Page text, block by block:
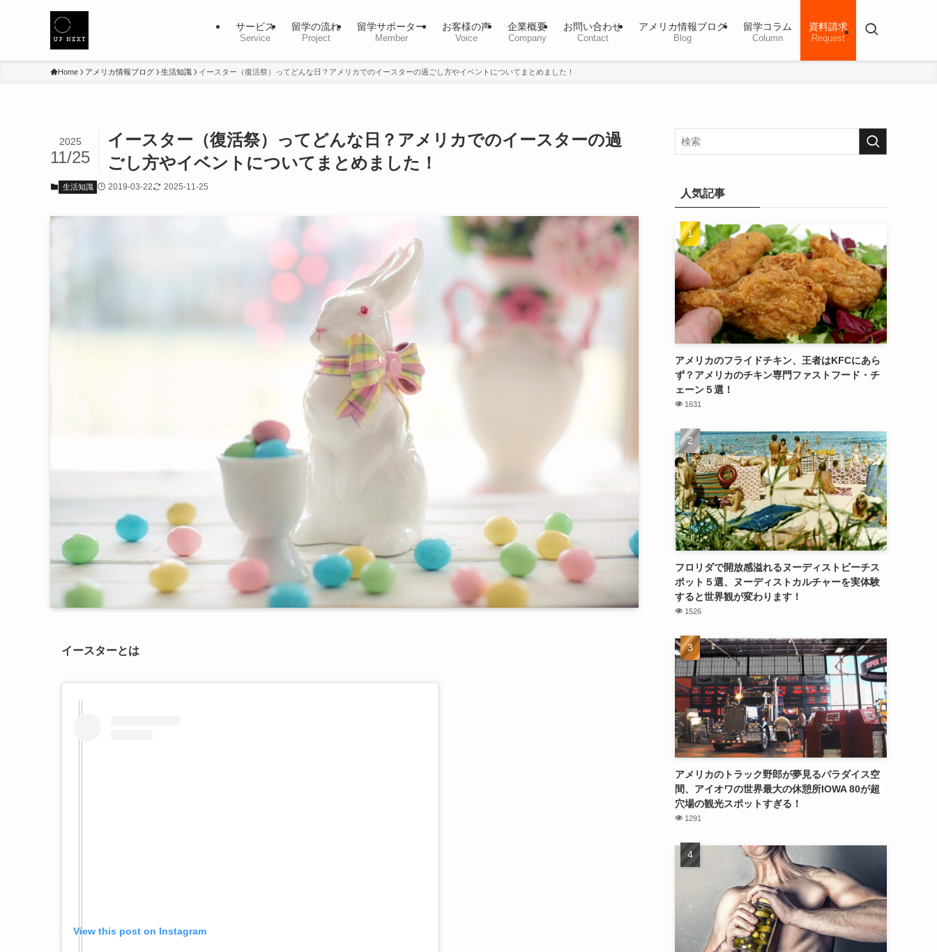
サービス
Service
留学の流れ
Project
留学サポーター
Member
お客様の声
Voice
企業概要
Company
お問い合わせ
Contact
アメリカ情報ブログ
Blog
留学コラム
Column
資料請求
Request
Home アメリカ情報ブログ 生活知識 イースター（復活祭）ってどんな日？アメリカでのイースターの過ごし方やイベントについてまとめました！
イースター（復活祭）ってどんな日？アメリカでのイースターの過
ごし方やイベントについてまとめました！
2025
11/25
生活知識 2019-03-22 2025-11-25
イースターとは
View this post on Instagram
人気記事
アメリカのフライドチキン、王者はKFCにあら
ず？アメリカのチキン専門ファストフード・チ
ェーン５選！
1631
フロリダで開放感溢れるヌーディストビーチス
ポット５選、ヌーディストカルチャーを実体験
すると世界観が変わります！
1526
アメリカのトラック野郎が夢見るパラダイス空
間、アイオワの世界最大の休憩所IOWA 80が超
穴場の観光スポットすぎる！
1291